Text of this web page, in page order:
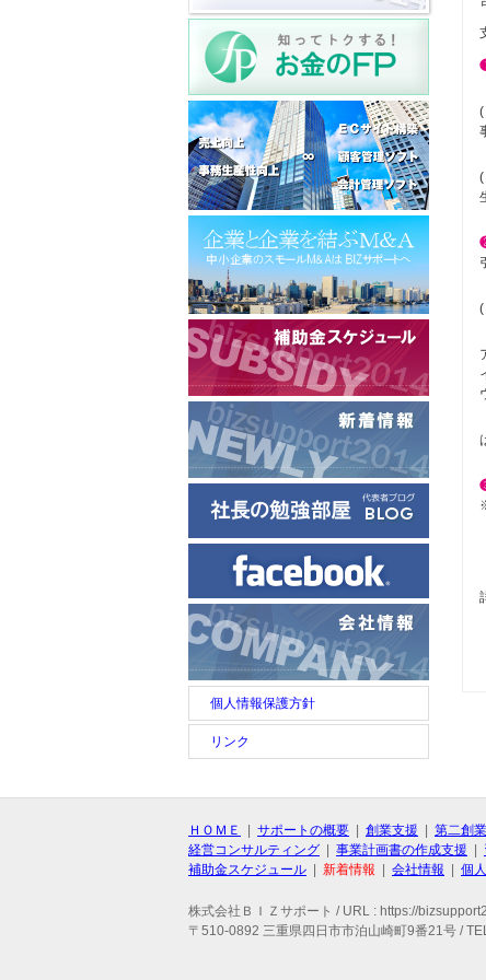
個人情報保護方針
リンク
ＨＯＭＥ サポートの概要 創業支援 第二創
経営コンサルティング
事業計画書の作成支援
補助金スケジュール
新着情報 会社情報 個
株式会社ＢＩＺサポート / URL : https://
〒510-0892 三重県四日市市泊山崎町9番21号 /